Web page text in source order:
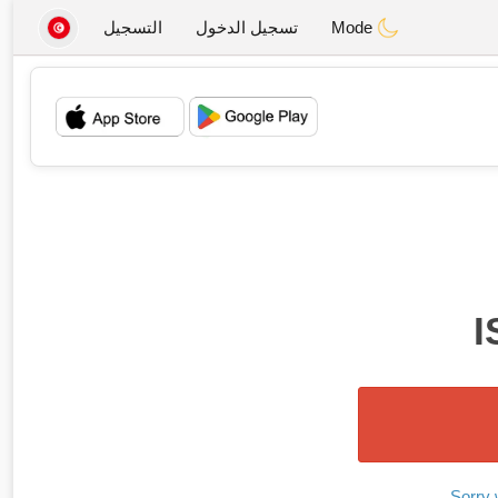
تسجيل الدخول التسجيل
💖